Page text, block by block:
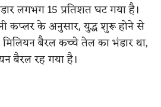
लगभग 15 प्रतिशत घट गया है।
कप्लर के अनुसार, युद्ध शुरू होने से
बैरल कच्चे तेल का भंडार था,
बैरल रह गया है।